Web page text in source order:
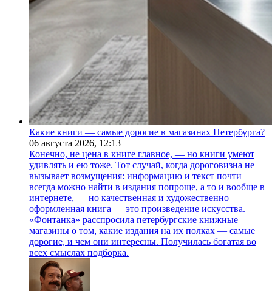
Какие книги — самые дорогие в магазинах Петербурга?
06 августа 2026, 12:13
Конечно, не цена в книге главное, — но книги умеют
удивлять и ею тоже. Тот случай, когда дороговизна не
вызывает возмущения: информацию и текст почти
всегда можно найти в издания попроще, а то и вообще в
интернете, — но качественная и художественно
оформленная книга — это произведение искусства.
«Фонтанка» расспросила петербургские книжные
магазины о том, какие издания на их полках — самые
дорогие, и чем они интересны. Получилась богатая во
всех смыслах подборка.